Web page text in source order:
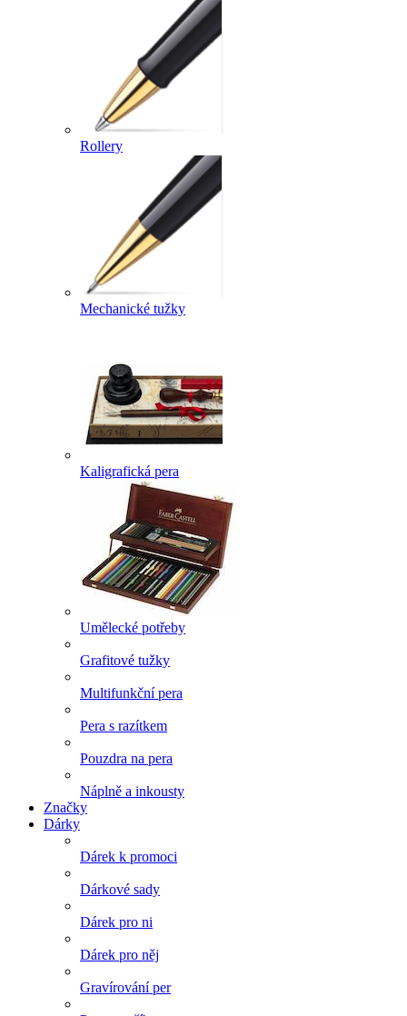
Rollery
Mechanické tužky
Kaligrafická pera
Umělecké potřeby
Grafitové tužky
Multifunkční pera
Pera s razítkem
Pouzdra na pera
Náplně a inkousty
Značky
Dárky
Dárek k promoci
Dárkové sady
Dárek pro ni
Dárek pro něj
Gravírování per